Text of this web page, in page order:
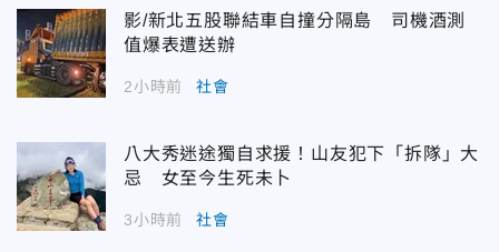
影/新北五股聯結車自撞分隔島 司機酒測
值爆表遭送辦
2小時前 社會
八大秀迷途獨自求援！山友犯下「拆隊」大
忌 女至今生死未卜
3小時前 社會